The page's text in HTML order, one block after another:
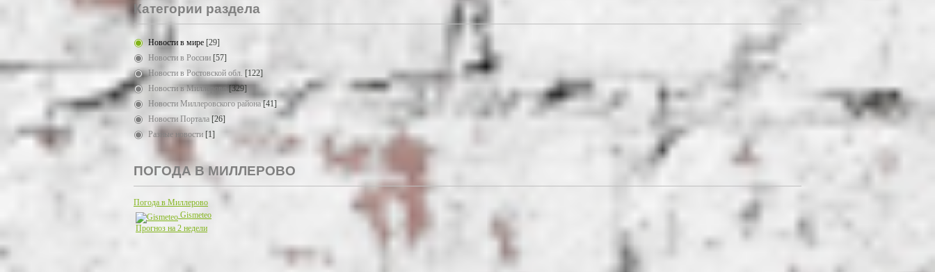
Категории раздела
Новости в мире [29]
Новости в России [57]
Новости в Ростовской обл. [122]
Новости в Миллерово [329]
Новости Миллеровского района [41]
Новости Портала [26]
Разные новости [1]
ПОГОДА В МИЛЛЕРОВО
Погода в Миллерово
Gismeteo
Прогноз на 2 недели